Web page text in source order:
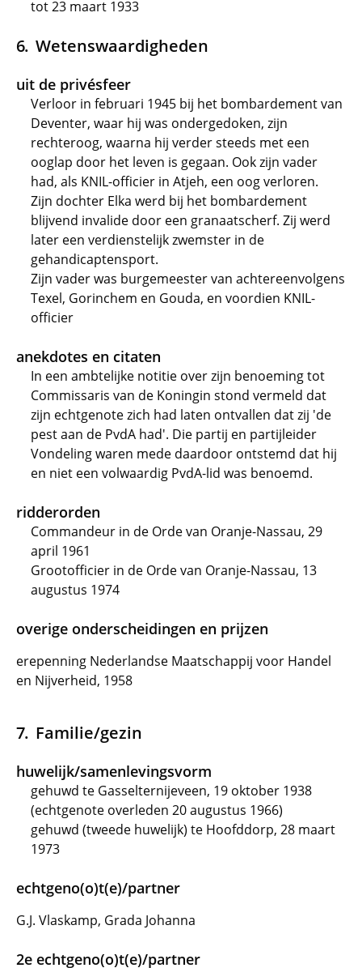
tot 23 maart 1933
Wetenswaardigheden
uit de privésfeer
Verloor in februari 1945 bij het bombardement van
Deventer, waar hij was ondergedoken, zijn
rechteroog, waarna hij verder steeds met een
ooglap door het leven is gegaan. Ook zijn vader
had, als KNIL-officier in Atjeh, een oog verloren.
Zijn dochter Elka werd bij het bombardement
blijvend invalide door een granaatscherf. Zij werd
later een verdienstelijk zwemster in de
gehandicaptensport.
Zijn vader was burgemeester van achtereenvolgens
Texel, Gorinchem en Gouda, en voordien KNIL-
officier
anekdotes en citaten
In een ambtelijke notitie over zijn benoeming tot
Commissaris van de Koningin stond vermeld dat
zijn echtgenote zich had laten ontvallen dat zij 'de
pest aan de PvdA had'. Die partij en partijleider
Vondeling waren mede daardoor ontstemd dat hij
en niet een volwaardig PvdA-lid was benoemd.
ridderorden
Commandeur in de Orde van Oranje-Nassau, 29
april 1961
Grootofficier in de Orde van Oranje-Nassau, 13
augustus 1974
overige onderscheidingen en prijzen
erepenning Nederlandse Maatschappij voor Handel
en Nijverheid, 1958
Familie/gezin
huwelijk/samenlevingsvorm
gehuwd te Gasselternijeveen, 19 oktober 1938
(echtgenote overleden 20 augustus 1966)
gehuwd (tweede huwelijk) te Hoofddorp, 28 maart
1973
echtgeno(o)t(e)/partner
G.J. Vlaskamp, Grada Johanna
2e echtgeno(o)t(e)/partner